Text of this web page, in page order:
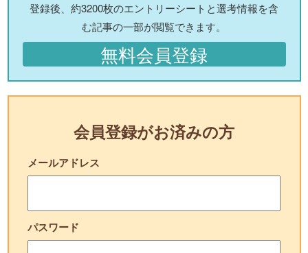
登録後、約3200枚のエントリーシートと選考情報を含
む記事の一部が閲覧できます。
無料会員登録
会員登録がお済みの方
メールアドレス
パスワード